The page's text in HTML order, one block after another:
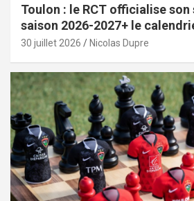
Toulon : le RCT officialise
saison 2026-2027+ le
30 juillet 2026 Nicolas Dupre